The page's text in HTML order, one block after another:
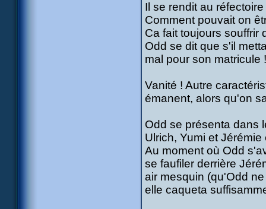
Il se rendit au
Comment pouvait on
Ca fait toujours souffrir
Odd se dit que s'il
mal pour son matricule !
Vanité ! Autre
émanent, alors qu'on
Odd se présenta dans
Ulrich, Yumi et
Au moment où Odd
se faufiler derrière
air mesquin (qu'Odd
elle caqueta